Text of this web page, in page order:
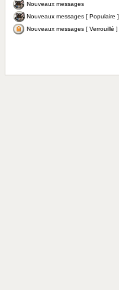
Nouveaux messages
Nouveaux messages [ Populaire ]
Nouveaux messages [ Verrouillé ]